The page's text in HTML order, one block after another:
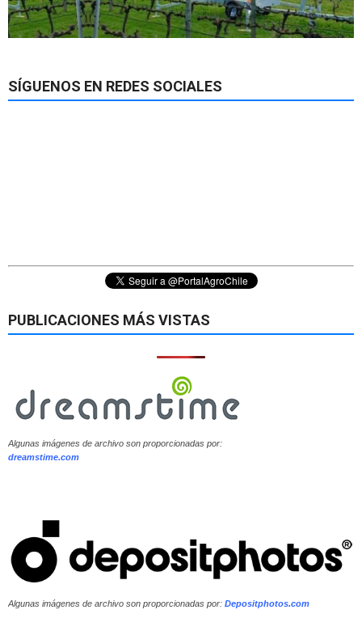
SÍGUENOS EN REDES SOCIALES
PUBLICACIONES MÁS VISTAS
Algunas imágenes de archivo son proporcionadas por:
dreamstime.com
Algunas imágenes de archivo son proporcionadas por: Depositphotos.com